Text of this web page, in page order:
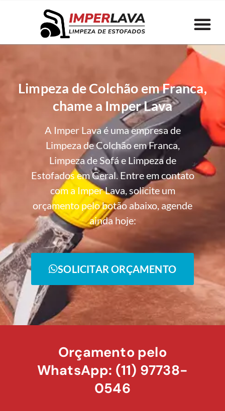
Limpeza de Colchão em Franca,
chame a Imper Lava
A Imper Lava é uma empresa de
Limpeza de Colchão em Franca,
Limpeza de Sofá e Limpeza de
Estofados em Geral. Entre em contato
com a Imper Lava, solicite um
orçamento pelo botão abaixo, agende
ainda hoje:
SOLICITAR ORÇAMENTO
Orçamento pelo
WhatsApp: (11) 97738-
0546